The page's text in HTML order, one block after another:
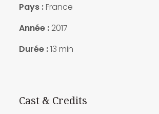
Pays :France
Année : 2017
Durée :13 min
Cast & Credits